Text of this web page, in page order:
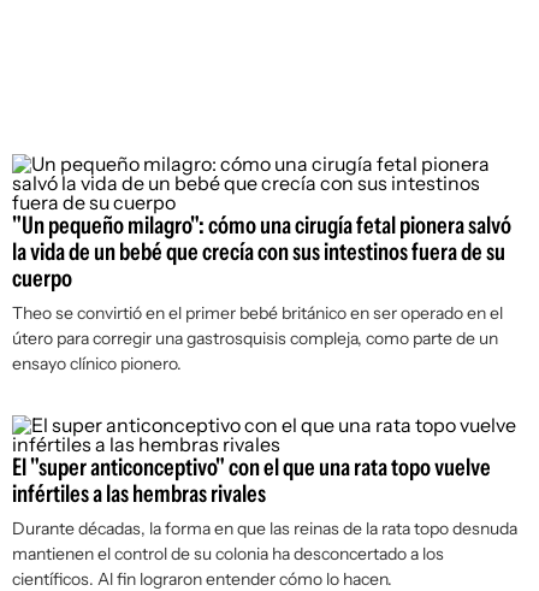
"Un pequeño milagro": cómo una cirugía fetal pionera salvó
la vida de un bebé que crecía con sus intestinos fuera de su
cuerpo
Theo se convirtió en el primer bebé británico en ser operado en el
útero para corregir una gastrosquisis compleja, como parte de un
ensayo clínico pionero.
El "super anticonceptivo" con el que una rata topo vuelve
infértiles a las hembras rivales
Durante décadas, la forma en que las reinas de la rata topo desnuda
mantienen el control de su colonia ha desconcertado a los
científicos. Al fin lograron entender cómo lo hacen.